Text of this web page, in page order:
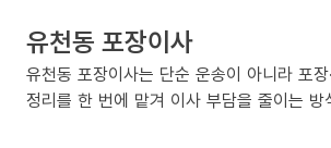
유천동 포장이사
유천동 포장이사는 단순 운송이 아니라 포장·
정리를 한 번에 맡겨 이사 부담을 줄이는 방